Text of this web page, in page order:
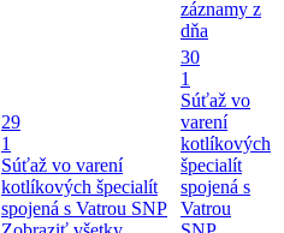
záznamy z
dňa
29
1
Súťaž vo varení
kotlíkových špecialít
spojená s Vatrou SNP
30
1
Súťaž vo
varení
kotlíkových
špecialít
spojená s
Vatrou